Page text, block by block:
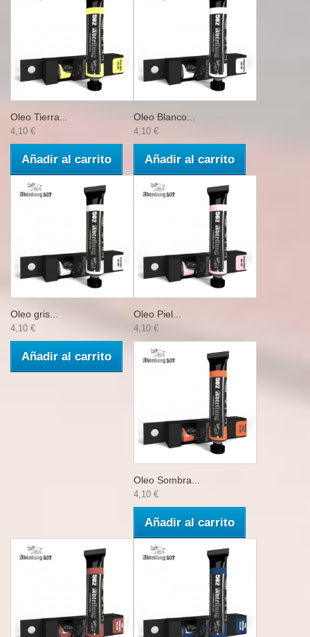
Oleo Tierra...
4,10 €
Añadir al carrito
Oleo Blanco...
4,10 €
Añadir al carrito
Oleo gris...
4,10 €
Añadir al carrito
Oleo Piel...
4,10 €
Oleo Sombra...
4,10 €
Añadir al carrito